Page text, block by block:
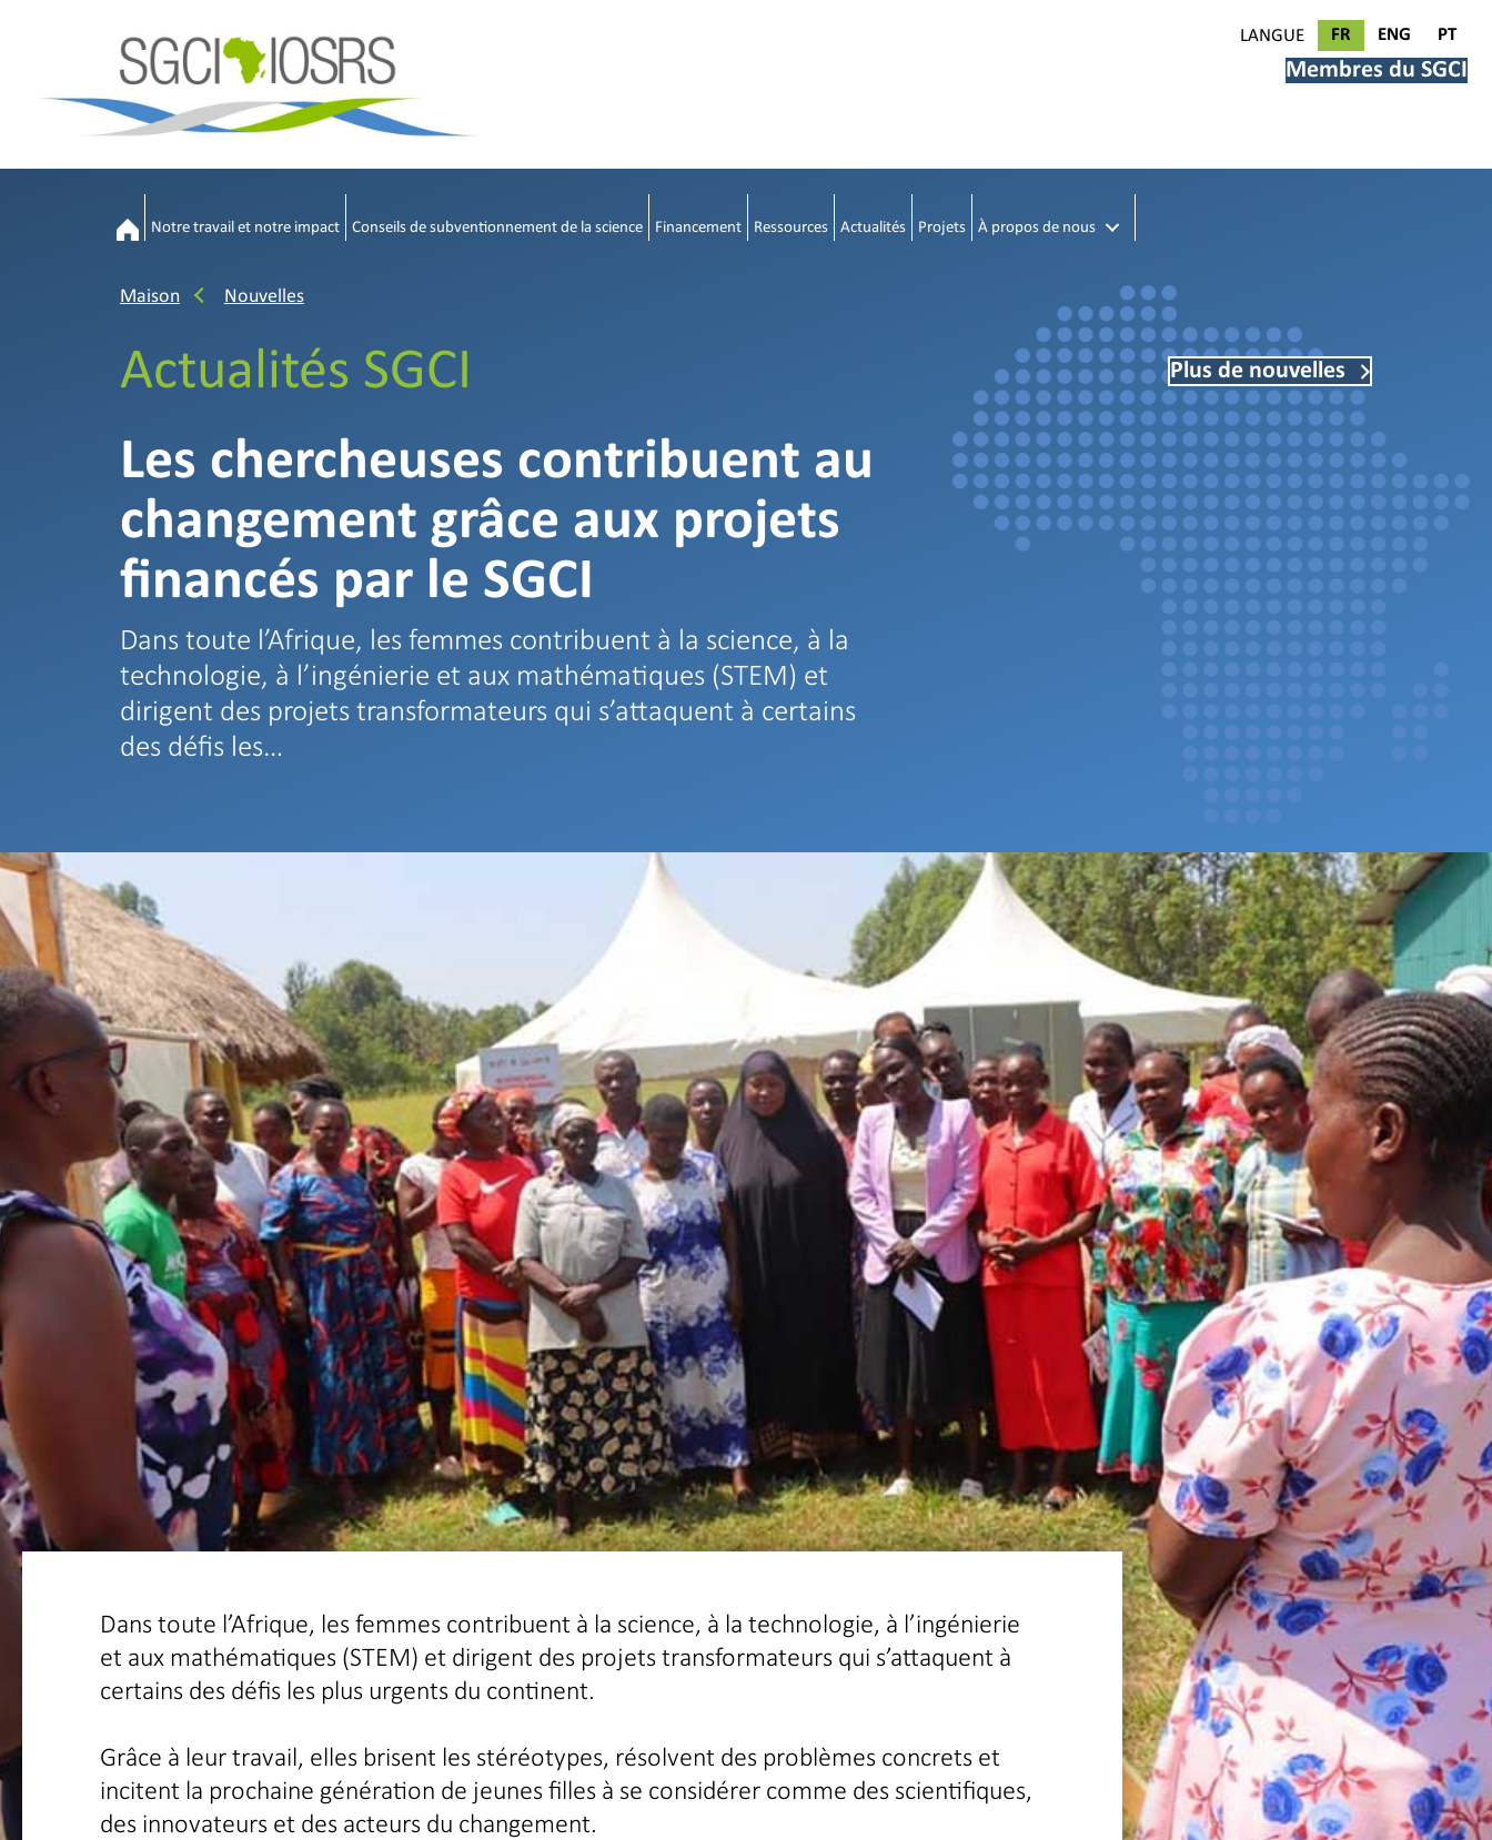
LANGUE FR ENG PT
Membres du SGCI
Notre travail et notre impact Conseils de subventionnement de la science Financement Ressources Actualités Projets À propos de nous
Maison Nouvelles
Actualités SGCI
Les chercheuses contribuent au
changement grâce aux projets
financés par le SGCI
Dans toute l’Afrique, les femmes contribuent à la science, à la
technologie, à l’ingénierie et aux mathématiques (STEM) et
dirigent des projets transformateurs qui s’attaquent à certains
des défis les…
Plus de nouvelles
Dans toute l’Afrique, les femmes contribuent à la science, à la technologie, à l’ingénierie
et aux mathématiques (STEM) et dirigent des projets transformateurs qui s’attaquent à
certains des défis les plus urgents du continent.
Grâce à leur travail, elles brisent les stéréotypes, résolvent des problèmes concrets et
incitent la prochaine génération de jeunes filles à se considérer comme des scientifiques,
des innovateurs et des acteurs du changement.